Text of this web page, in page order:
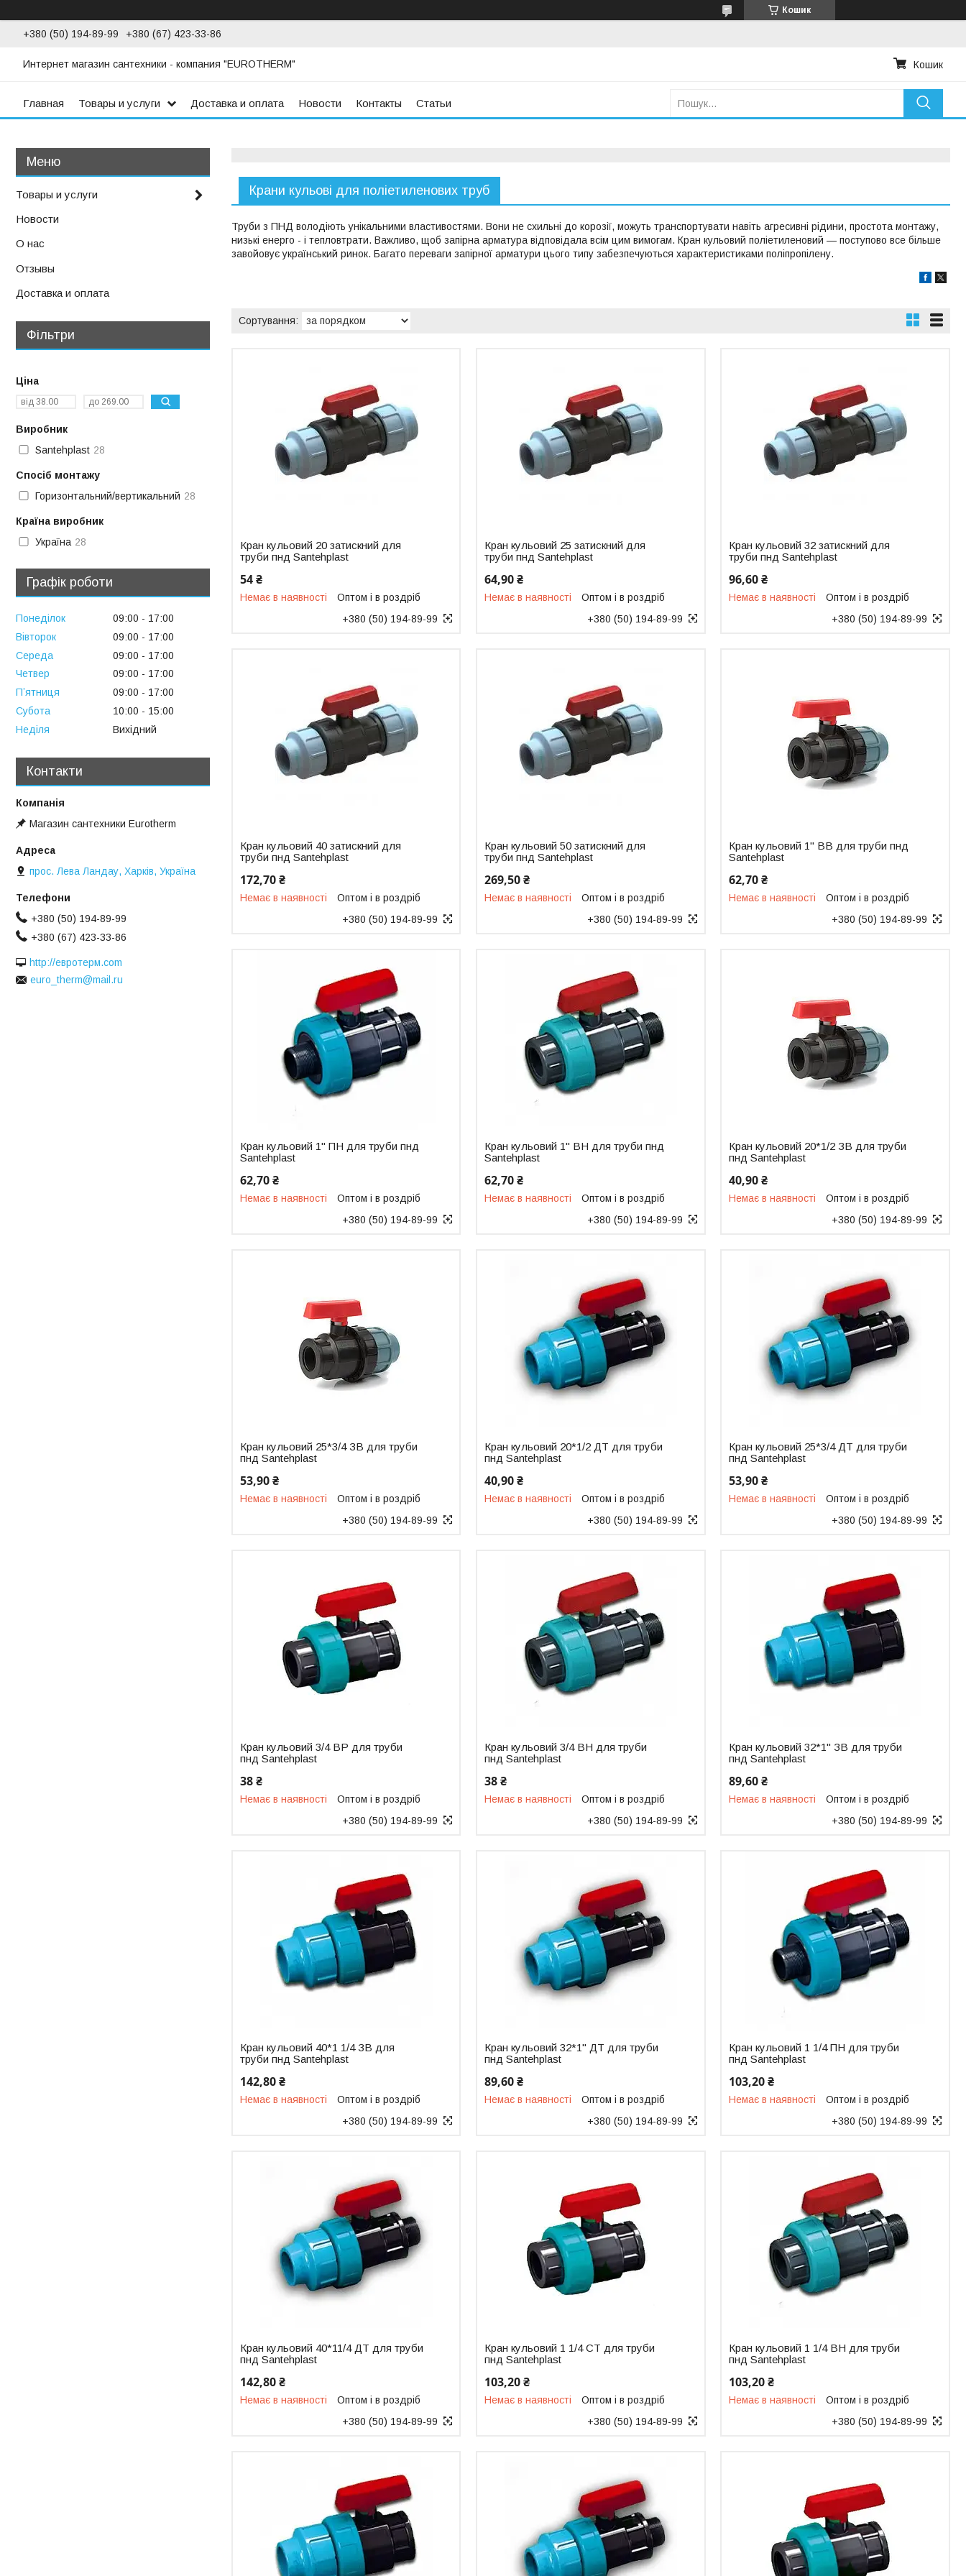
Кошик
+380 (50) 194-89-99 +380 (67) 423-33-86
Интернет магазин сантехники - компания "EUROTHERM" Кошик
Главная Товары и услуги Доставка и оплата Новости Контакты Статьи
Крани кульові для поліетиленових труб
Труби з ПНД володіють унікальними властивостями. Вони не схильні до корозії, можуть транспортувати навіть агресивні рідини, простота монтажу,
низькі енерго - і тепловтрати. Важливо, щоб запірна арматура відповідала всім цим вимогам. Кран кульовий поліетиленовий — поступово все більше
завойовує український ринок. Багато переваги запірної арматури цього типу забезпечуються характеристиками поліпропілену.
Кран кульовий 20 затискний для
труби пнд Santehplast
54 ₴
Немає в наявності
Оптом і в роздріб
+380 (50) 194-89-99
Кран кульовий 25 затискний для
труби пнд Santehplast
64,90 ₴
Немає в наявності
Оптом і в роздріб
+380 (50) 194-89-99
Кран кульовий 32 затискний для
труби пнд Santehplast
96,60 ₴
Немає в наявності
Оптом і в роздріб
+380 (50) 194-89-99
Кран кульовий 40 затискний для
труби пнд Santehplast
172,70 ₴
Немає в наявності
Оптом і в роздріб
+380 (50) 194-89-99
Кран кульовий 50 затискний для
труби пнд Santehplast
269,50 ₴
Немає в наявності
Оптом і в роздріб
+380 (50) 194-89-99
Кран кульовий 1" ВВ для труби пнд
Santehplast
62,70 ₴
Немає в наявності
Оптом і в роздріб
+380 (50) 194-89-99
Кран кульовий 1" ПН для труби пнд
Santehplast
62,70 ₴
Немає в наявності
Оптом і в роздріб
+380 (50) 194-89-99
Кран кульовий 1" ВН для труби пнд
Santehplast
62,70 ₴
Немає в наявності
Оптом і в роздріб
+380 (50) 194-89-99
Кран кульовий 20*1/2 ЗВ для труби
пнд Santehplast
40,90 ₴
Немає в наявності
Оптом і в роздріб
+380 (50) 194-89-99
Кран кульовий 25*3/4 ЗВ для труби
пнд Santehplast
53,90 ₴
Немає в наявності
Оптом і в роздріб
+380 (50) 194-89-99
Кран кульовий 20*1/2 ДТ для труби
пнд Santehplast
40,90 ₴
Немає в наявності
Оптом і в роздріб
+380 (50) 194-89-99
Кран кульовий 25*3/4 ДТ для труби
пнд Santehplast
53,90 ₴
Немає в наявності
Оптом і в роздріб
+380 (50) 194-89-99
Кран кульовий 3/4 ВР для труби
пнд Santehplast
38 ₴
Немає в наявності
Оптом і в роздріб
+380 (50) 194-89-99
Кран кульовий 3/4 ВН для труби
пнд Santehplast
38 ₴
Немає в наявності
Оптом і в роздріб
+380 (50) 194-89-99
Кран кульовий 32*1" ЗВ для труби
пнд Santehplast
89,60 ₴
Немає в наявності
Оптом і в роздріб
+380 (50) 194-89-99
Кран кульовий 40*1 1/4 ЗВ для
труби пнд Santehplast
142,80 ₴
Немає в наявності
Оптом і в роздріб
+380 (50) 194-89-99
Кран кульовий 32*1" ДТ для труби
пнд Santehplast
89,60 ₴
Немає в наявності
Оптом і в роздріб
+380 (50) 194-89-99
Кран кульовий 1 1/4 ПН для труби
пнд Santehplast
103,20 ₴
Немає в наявності
Оптом і в роздріб
+380 (50) 194-89-99
Кран кульовий 40*11/4 ДТ для труби
пнд Santehplast
142,80 ₴
Немає в наявності
Оптом і в роздріб
+380 (50) 194-89-99
Кран кульовий 1 1/4 СТ для труби
пнд Santehplast
103,20 ₴
Немає в наявності
Оптом і в роздріб
+380 (50) 194-89-99
Кран кульовий 1 1/4 ВН для труби
пнд Santehplast
103,20 ₴
Немає в наявності
Оптом і в роздріб
+380 (50) 194-89-99
Товары и услуги
Новости
О нас
Отзывы
Доставка и оплата
Фільтри
Ціна
Виробник
Santehplast 28
Спосіб монтажу
Горизонтальний/вертикальний 28
Країна виробник
Україна 28
Графік роботи
Понеділок 09:00
17:00
Вівторок
09:00
17:00
Середа
09:00
17:00
Четвер
09:00
17:00
Пʼятниця
09:00
17:00
Субота
10:00
15:00
Неділя
Вихідний
Контакти
Магазин сантехники Eurotherm
прос. Лева Ландау, Харків, Україна
+380 (50) 194-89-99
+380 (67) 423-33-86
http://евротерм.com
euro_therm@mail.ru